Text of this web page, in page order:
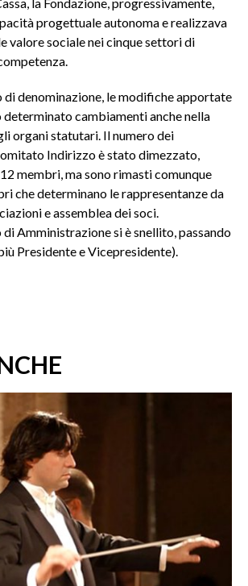
la Fondazione, progressivamente,
progettuale autonoma e realizzava
valore sociale nei cinque settori di
di denominazione, le modifiche apportate
determinato cambiamenti anche nella
organi statutari. Il numero dei
Indirizzo è stato dimezzato,
membri, ma sono rimasti comunque
che determinano le rappresentanze da
e assemblea dei soci.
Amministrazione si è snellito, passando
Presidente e Vicepresidente).